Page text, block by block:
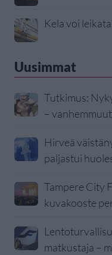
Kela voi
Uusimmat
Tutkimus:
–
Hirveä
paljastui
Tampere City
kuvakooste
matkustaja –